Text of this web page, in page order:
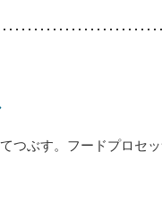
つぶす。フードプロセ